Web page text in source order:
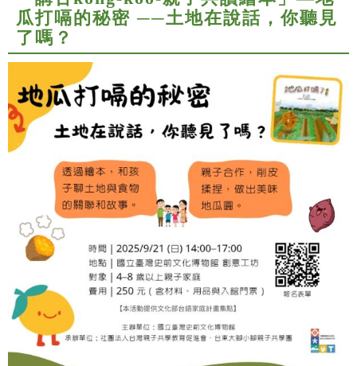
瓜打嗝的秘密 ──土地在說話，你聽見
了嗎？